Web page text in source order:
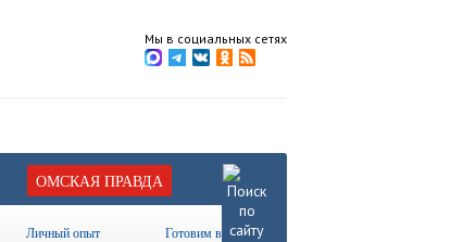
Мы в социальных сетях
ОМСКАЯ ПРАВДА
Личный опыт Готовим вместе